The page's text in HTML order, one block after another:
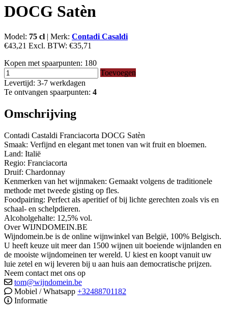
DOCG Satèn
Model: 75 cl | Merk: Contadi Casaldi
€43,21 Excl. BTW: €35,71
Kopen met spaarpunten: 180
Toevoegen
Levertijd: 3-7 werkdagen
Te ontvangen spaarpunten: 4
Omschrijving
Contadi Castaldi Franciacorta DOCG Satèn
Smaak: Verfijnd en elegant met tonen van wit fruit en bloemen.
Land: Italië
Regio: Franciacorta
Druif: Chardonnay
Kenmerken van het wijnmaken: Gemaakt volgens de traditionele
methode met tweede gisting op fles.
Foodpairing: Perfect als aperitief of bij lichte gerechten zoals vis en
schaal- en schelpdieren.
Alcoholgehalte: 12,5% vol.
Over WIJNDOMEIN.BE
Wijndomein.be is de online wijnwinkel van België, 100% Belgisch.
U heeft keuze uit meer dan 1500 wijnen uit boeiende wijnlanden en
de mooiste wijndomeinen ter wereld. U kiest en koopt vanuit uw
luie zetel en wij leveren bij u aan huis aan democratische prijzen.
Neem contact met ons op
tom@wijndomein.be
Mobiel / Whatsapp +32488701182
Informatie